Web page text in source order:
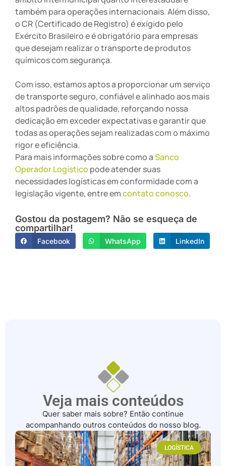
também para operações internacionais. Além disso,
o CR (Certificado de Registro) é exigido pelo
Exército Brasileiro e é obrigatório para empresas
que desejam realizar o transporte de produtos
químicos com segurança.
Com isso, estamos aptos a proporcionar um serviço
de transporte seguro, confiável e alinhado aos mais
altos padrões de qualidade, reforçando nossa
dedicação em exceder expectativas e garantir que
todas as operações sejam realizadas com o máximo
rigor e eficiência.
Para mais informações sobre como aSanco
Operador Logístico pode atender suas
necessidades logísticas em conformidade com a
legislação vigente, entre emcontato conosco.
Gostou da postagem? Não se esqueça de
compartilhar!
Facebook WhatsApp LinkedIn
Veja mais conteúdos
Quer saber mais sobre? Então continue
acompanhando outros conteúdos do nosso blog.
LOGÍSTICA